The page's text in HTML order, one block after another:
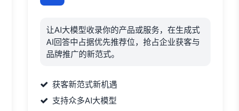
让AI大模型收录你的产品或服务，在生成式
AI回答中占据优先推荐位，抢占企业获客与
品牌推广的新范式。
获客新范式新机遇
支持众多AI大模型